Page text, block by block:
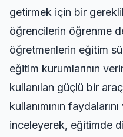
getirmek için bir
öğrencilerin öğrenme
öğretmenlerin eğitim
eğitim kurumlarının
kullanılan güçlü bir
kullanımının
inceleyerek, eğitimde